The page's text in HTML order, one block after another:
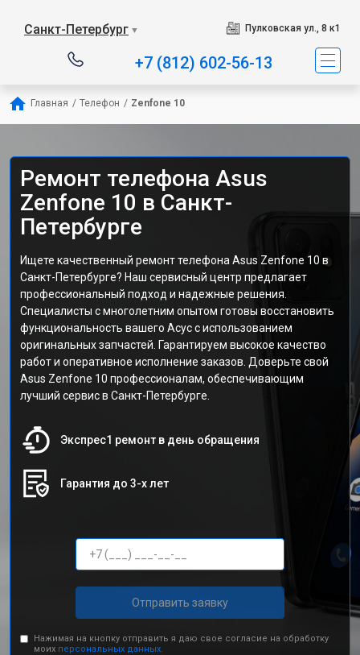
Санкт-Петербург ▼ Пулковская ул., 8 к1
+7 (812) 602-56-13
Главная / Телефон / Zenfone 10
Ремонт телефона Asus
Zenfone 10 в Санкт-
Петербурге
Ищете качественный ремонт телефона Asus Zenfone 10 в
Санкт-Петербурге? Наш сервисный центр предлагает
профессиональный подход и надежные решения.
Специалисты с многолетним опытом готовы восстановить
функциональность вашего Асус с использованием
оригинальных запчастей. Гарантируем высокое качество
работ и оперативное исполнение заказов. Доверьте свой
Asus Zenfone 10 профессионалам, обеспечивающим
лучший сервис в Санкт-Петербурге.
Экспрес1 ремонт в день обращения
Гарантия до 3-х лет
Отправить заявку
Нажимая на кнопку отправить я даю свое согласие на обработку
моих персональных данных.